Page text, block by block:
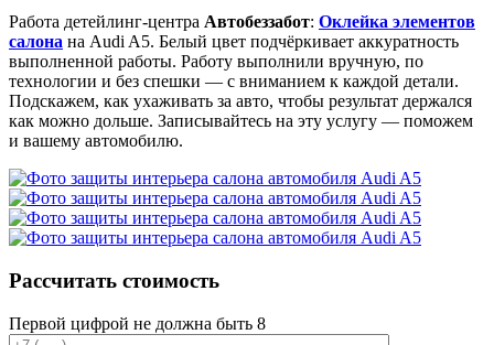
Работа детейлинг-центра Автобеззабот: Оклейка элементов
салона на Audi A5. Белый цвет подчёркивает аккуратность
выполненной работы. Работу выполнили вручную, по
технологии и без спешки — с вниманием к каждой детали.
Подскажем, как ухаживать за авто, чтобы результат держался
как можно дольше. Записывайтесь на эту услугу — поможем
и вашему автомобилю.
Рассчитать стоимость
Первой цифрой не должна быть 8